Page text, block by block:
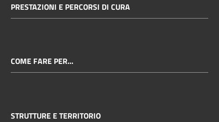
PRESTAZIONI E PERCORSI DI CURA
COME FARE PER...
STRUTTURE E TERRITORIO